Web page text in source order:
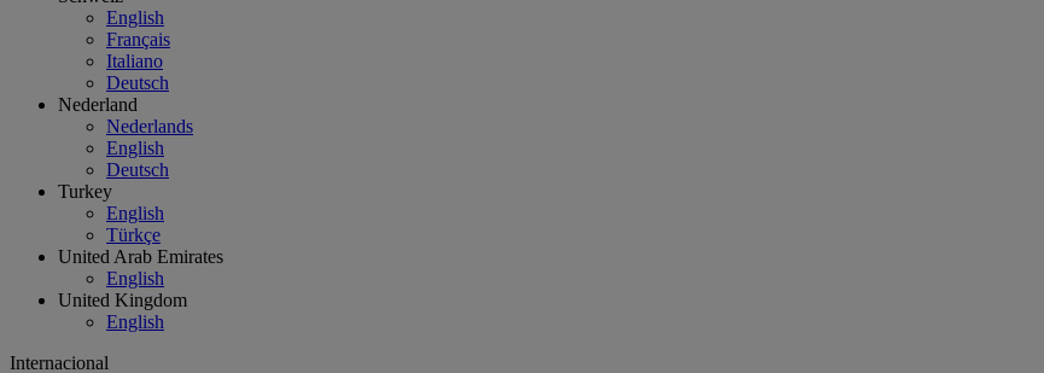
English
Français
Italiano
Deutsch
Nederland
Nederlands
English
Deutsch
Turkey
English
Türkçe
United Arab Emirates
English
United Kingdom
English
Internacional